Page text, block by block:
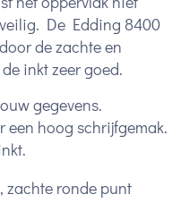
De Edding 8400
de zachte en
inkt zeer goed.
gegevens.
een hoog schrijfgemak.
zachte ronde punt